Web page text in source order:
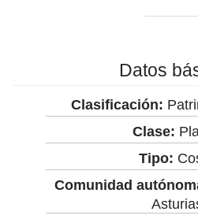
Datos
Clasificación:
Clase:
Tipo:
Comunidad